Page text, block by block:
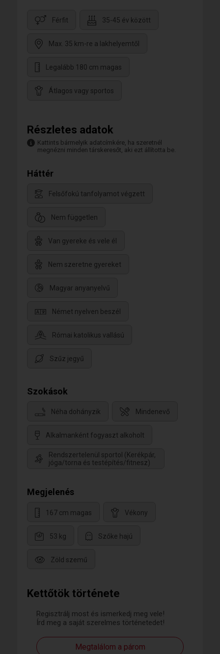
Kettőtök története
Regisztrálj most és ismerkedj meg vele!
Írd meg a saját szerelmes történetedet!
Megtalálom a párom
Férfit 35-45 év között
Max. 35 km-re a lakhelyemtől
Legalább 180 cm magas
Átlagos vagy sportos
Részletes adatok
Kattints bármelyik adatcímkére, ha szeretnél
megnézni minden társkeresőt, aki ezt állította be.
Háttér
Felsőfokú tanfolyamot végzett
Nem független
Van gyereke és vele él
Nem szeretne gyereket
Magyar anyanyelvű
Német nyelven beszél
Római katolikus vallású
Szűz jegyű
Szokások
Néha dohányzik Mindenevő
Alkalmanként fogyaszt alkoholt
Rendszertelenül sportol (Kerékpár,
jóga/torna és testépítés/fitnesz)
Megjelenés
167 cm magas Vékony
53 kg Szőke hajú
Zöld szemű